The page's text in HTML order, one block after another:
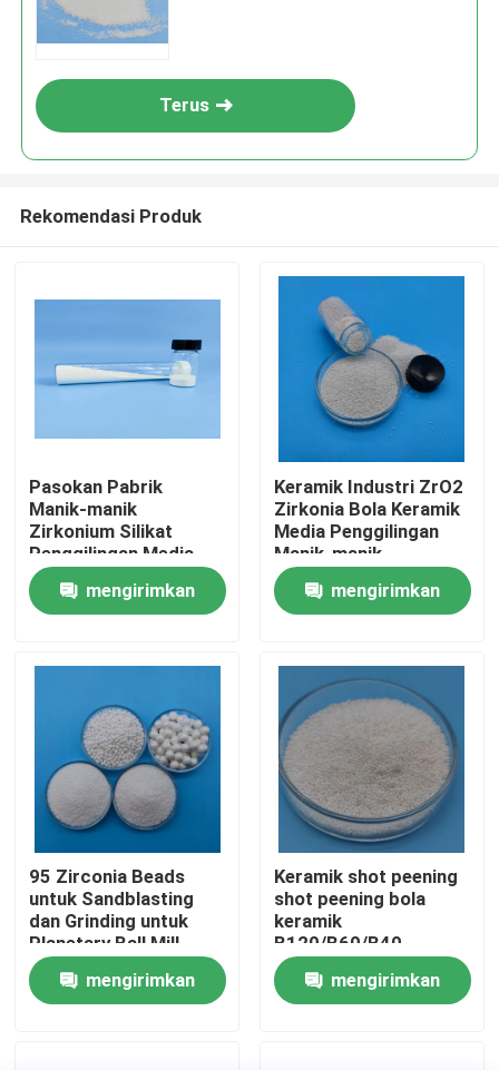
Produk
Tentang kita
Kontrol kualitas
Hubungi kami
Media Peledakan Keramik
Peledakan Manik Keramik
Terus
Rekomendasi Produk
Pasokan Pabrik
Manik-manik
Zirkonium Silikat
Penggilingan Media
Bola Keramik Zirkonia
mengirimkan
Keramik Industri ZrO2
Zirkonia Bola Keramik
Media Penggilingan
Manik-manik
Zirkonium Silikat
mengirimkan
95 Zirconia Beads
untuk Sandblasting
dan Grinding untuk
Planetary Ball Mill
mengirimkan
Keramik shot peening
shot peening bola
keramik
B120/B60/B40
mengirimkan